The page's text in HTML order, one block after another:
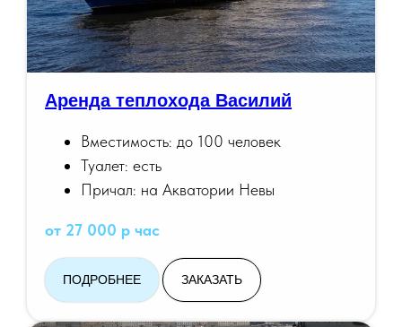
Аренда теплохода Василий
Вместимость: до 100 человек
Туалет: есть
Причал: на Акватории Невы
от 27 000 р час
ПОДРОБНЕЕ ЗАКАЗАТЬ